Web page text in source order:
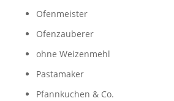
Ofenmeister
Ofenzauberer
ohne Weizenmehl
Pastamaker
Pfannkuchen & Co.